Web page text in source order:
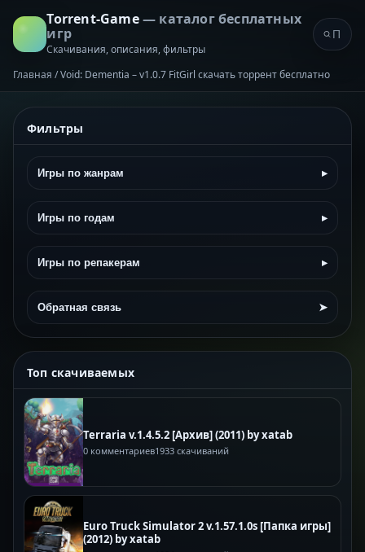
Torrent-Game— каталог бесплатных
игр
Скачивания, описания, фильтры
Главная /Void: Dementia – v1.0.7 FitGirl скачать торрент бесплатно
Фильтры
Игры по жанрам ▸
Игры по годам ▸
Игры по репакерам ▸
Обратная связь ➤
Топ скачиваемых
Terraria v.1.4.5.2 [Архив] (2011) by xatab
0 комментариев1933 скачиваний
Euro Truck Simulator 2 v.1.57.1.0s [Папка игры]
(2012) by xatab